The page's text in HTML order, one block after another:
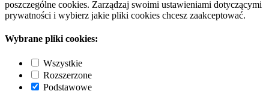
poszczególne cookies. Zarządzaj swoimi ustawieniami dotyczącymi
prywatności i wybierz jakie pliki cookies chcesz zaakceptować.
Wybrane pliki cookies:
Wszystkie
Rozszerzone
Podstawowe